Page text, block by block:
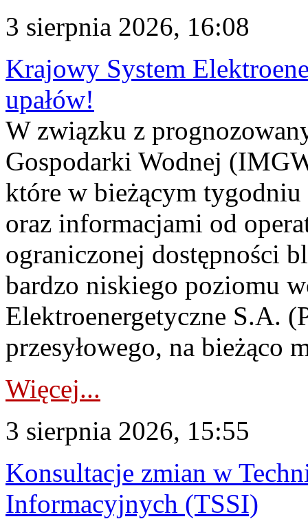
3 sierpnia 2026, 16:08
Krajowy System
upałów!
W związku z
Gospodarki Wodnej
które w bieżącym tygodniu
oraz informacjami od
ograniczonej dostępności
bardzo niskiego poziomu
Elektroenergetyczne S.A.
przesyłowego, na bieżąco
Więcej...
3 sierpnia 2026, 15:55
Konsultacje zmian w
Informacyjnych (TSSI)